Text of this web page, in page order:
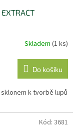
Skladem (1 ks)
Do košíku
k tvorbě lupů
Kód: 3681